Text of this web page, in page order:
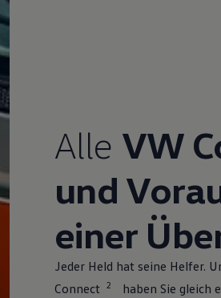
Alle VW
und
einer
Jeder Held hat seine Helfer.
Connect
2
haben Sie gleich